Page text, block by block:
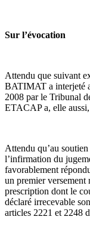
Sur l’évocation
Attendu que suivant
BATIMAT a interjeté
2008 par le Tribunal
ETACAP a, elle
Attendu qu’au
l’infirmation du
favorablement
un premier versement
prescription dont le
déclaré irrecevable
articles 2221 et 2248